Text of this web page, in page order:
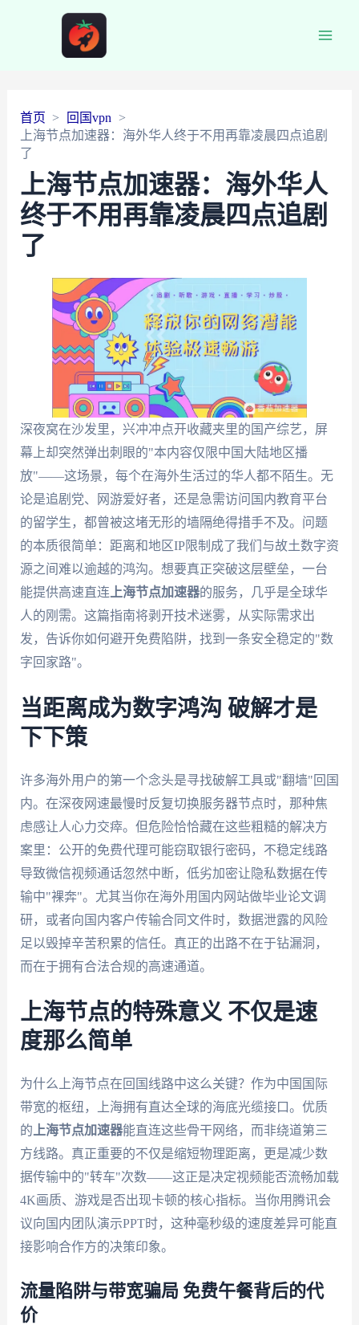
首页
回国vpn
上海节点加速器：海外华人终于不用再靠凌晨四点追剧
了
上海节点加速器：海外华人
终于不用再靠凌晨四点追剧
了
深夜窝在沙发里，兴冲冲点开收藏夹里的国产综艺，屏
幕上却突然弹出刺眼的"本内容仅限中国大陆地区播
放"——这场景，每个在海外生活过的华人都不陌生。无
论是追剧党、网游爱好者，还是急需访问国内教育平台
的留学生，都曾被这堵无形的墙隔绝得措手不及。问题
的本质很简单：距离和地区IP限制成了我们与故土数字资
源之间难以逾越的鸿沟。想要真正突破这层壁垒，一台
能提供高速直连 上海节点加速器的服务，几乎是全球华
人的刚需。这篇指南将剥开技术迷雾，从实际需求出
发，告诉你如何避开免费陷阱，找到一条安全稳定的"数
字回家路"。
当距离成为数字鸿沟 破解才是
下下策
许多海外用户的第一个念头是寻找破解工具或"翻墙"回国
内。在深夜网速最慢时反复切换服务器节点时，那种焦
虑感让人心力交瘁。但危险恰恰藏在这些粗糙的解决方
案里：公开的免费代理可能窃取银行密码，不稳定线路
导致微信视频通话忽然中断，低劣加密让隐私数据在传
输中"裸奔"。尤其当你在海外用国内网站做毕业论文调
研，或者向国内客户传输合同文件时，数据泄露的风险
足以毁掉辛苦积累的信任。真正的出路不在于钻漏洞，
而在于拥有合法合规的高速通道。
上海节点的特殊意义 不仅是速
度那么简单
为什么上海节点在回国线路中这么关键？作为中国国际
带宽的枢纽，上海拥有直达全球的海底光缆接口。优质
的 上海节点加速器能直连这些骨干网络，而非绕道第三
方线路。真正重要的不仅是缩短物理距离，更是减少数
据传输中的"转车"次数——这正是决定视频能否流畅加载
4K画质、游戏是否出现卡顿的核心指标。当你用腾讯会
议向国内团队演示PPT时，这种毫秒级的速度差异可能直
接影响合作方的决策印象。
流量陷阱与带宽骗局 免费午餐背后的代
价